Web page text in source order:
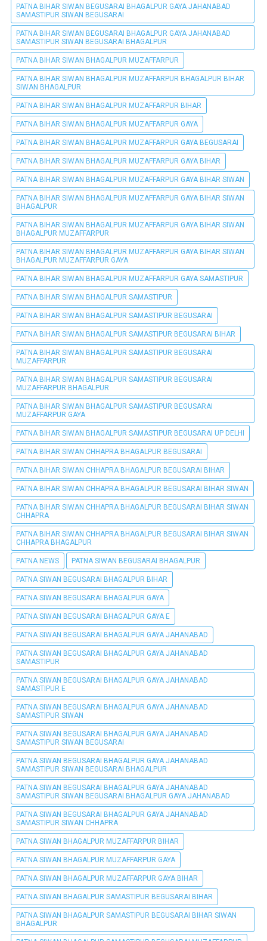
PATNA BIHAR SIWAN BEGUSARAI BHAGALPUR GAYA JAHANABAD
SAMASTIPUR SIWAN BEGUSARAI
PATNA BIHAR SIWAN BEGUSARAI BHAGALPUR GAYA JAHANABAD
SAMASTIPUR SIWAN BEGUSARAI BHAGALPUR
PATNA BIHAR SIWAN BHAGALPUR MUZAFFARPUR
PATNA BIHAR SIWAN BHAGALPUR MUZAFFARPUR BHAGALPUR BIHAR
SIWAN BHAGALPUR
PATNA BIHAR SIWAN BHAGALPUR MUZAFFARPUR BIHAR
PATNA BIHAR SIWAN BHAGALPUR MUZAFFARPUR GAYA
PATNA BIHAR SIWAN BHAGALPUR MUZAFFARPUR GAYA BEGUSARAI
PATNA BIHAR SIWAN BHAGALPUR MUZAFFARPUR GAYA BIHAR
PATNA BIHAR SIWAN BHAGALPUR MUZAFFARPUR GAYA BIHAR SIWAN
PATNA BIHAR SIWAN BHAGALPUR MUZAFFARPUR GAYA BIHAR SIWAN
BHAGALPUR
PATNA BIHAR SIWAN BHAGALPUR MUZAFFARPUR GAYA BIHAR SIWAN
BHAGALPUR MUZAFFARPUR
PATNA BIHAR SIWAN BHAGALPUR MUZAFFARPUR GAYA BIHAR SIWAN
BHAGALPUR MUZAFFARPUR GAYA
PATNA BIHAR SIWAN BHAGALPUR MUZAFFARPUR GAYA SAMASTIPUR
PATNA BIHAR SIWAN BHAGALPUR SAMASTIPUR
PATNA BIHAR SIWAN BHAGALPUR SAMASTIPUR BEGUSARAI
PATNA BIHAR SIWAN BHAGALPUR SAMASTIPUR BEGUSARAI BIHAR
PATNA BIHAR SIWAN BHAGALPUR SAMASTIPUR BEGUSARAI
MUZAFFARPUR
PATNA BIHAR SIWAN BHAGALPUR SAMASTIPUR BEGUSARAI
MUZAFFARPUR BHAGALPUR
PATNA BIHAR SIWAN BHAGALPUR SAMASTIPUR BEGUSARAI
MUZAFFARPUR GAYA
PATNA BIHAR SIWAN BHAGALPUR SAMASTIPUR BEGUSARAI UP DELHI
PATNA BIHAR SIWAN CHHAPRA BHAGALPUR BEGUSARAI
PATNA BIHAR SIWAN CHHAPRA BHAGALPUR BEGUSARAI BIHAR
PATNA BIHAR SIWAN CHHAPRA BHAGALPUR BEGUSARAI BIHAR SIWAN
PATNA BIHAR SIWAN CHHAPRA BHAGALPUR BEGUSARAI BIHAR SIWAN
CHHAPRA
PATNA BIHAR SIWAN CHHAPRA BHAGALPUR BEGUSARAI BIHAR SIWAN
CHHAPRA BHAGALPUR
PATNA NEWS PATNA SIWAN BEGUSARAI BHAGALPUR
PATNA SIWAN BEGUSARAI BHAGALPUR BIHAR
PATNA SIWAN BEGUSARAI BHAGALPUR GAYA
PATNA SIWAN BEGUSARAI BHAGALPUR GAYA E
PATNA SIWAN BEGUSARAI BHAGALPUR GAYA JAHANABAD
PATNA SIWAN BEGUSARAI BHAGALPUR GAYA JAHANABAD
SAMASTIPUR
PATNA SIWAN BEGUSARAI BHAGALPUR GAYA JAHANABAD
SAMASTIPUR E
PATNA SIWAN BEGUSARAI BHAGALPUR GAYA JAHANABAD
SAMASTIPUR SIWAN
PATNA SIWAN BEGUSARAI BHAGALPUR GAYA JAHANABAD
SAMASTIPUR SIWAN BEGUSARAI
PATNA SIWAN BEGUSARAI BHAGALPUR GAYA JAHANABAD
SAMASTIPUR SIWAN BEGUSARAI BHAGALPUR
PATNA SIWAN BEGUSARAI BHAGALPUR GAYA JAHANABAD
SAMASTIPUR SIWAN BEGUSARAI BHAGALPUR GAYA JAHANABAD
PATNA SIWAN BEGUSARAI BHAGALPUR GAYA JAHANABAD
SAMASTIPUR SIWAN CHHAPRA
PATNA SIWAN BHAGALPUR MUZAFFARPUR BIHAR
PATNA SIWAN BHAGALPUR MUZAFFARPUR GAYA
PATNA SIWAN BHAGALPUR MUZAFFARPUR GAYA BIHAR
PATNA SIWAN BHAGALPUR SAMASTIPUR BEGUSARAI BIHAR
PATNA SIWAN BHAGALPUR SAMASTIPUR BEGUSARAI BIHAR SIWAN
BHAGALPUR